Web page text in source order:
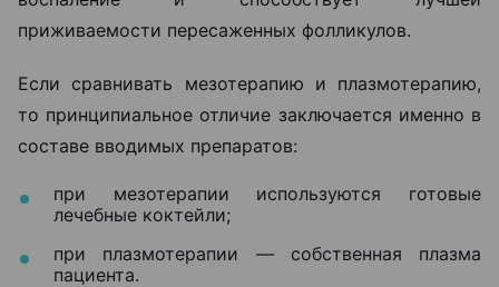
приживаемости пересаженных фолликулов.
Если сравнивать мезотерапию и плазмотерапию,
то принципиальное отличие заключается именно в
составе вводимых препаратов:
при мезотерапии используются готовые
лечебные коктейли;
при плазмотерапии — собственная плазма
пациента.